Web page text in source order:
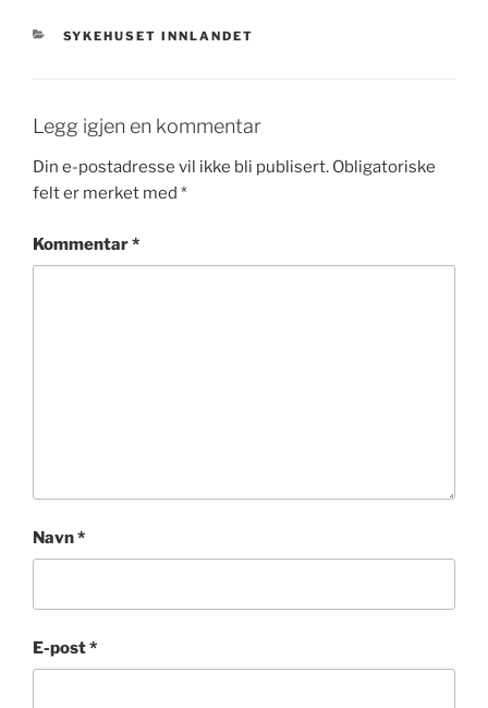
KATEGORIER
SYKEHUSET INNLANDET
Legg igjen en kommentar
Din e-postadresse vil ikke bli publisert. Obligatoriske
felt er merket med *
Kommentar*
Navn*
E-post*